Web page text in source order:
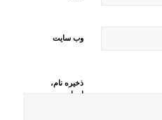
وب‌ سایت
ذخیره نام،
ایمیل و